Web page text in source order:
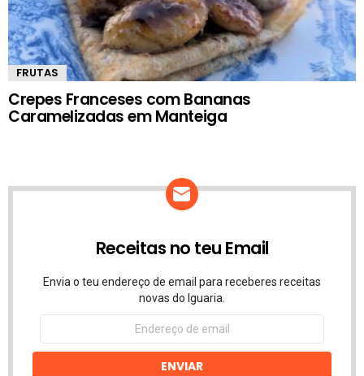
FRUTAS
Crepes Franceses com Bananas
Caramelizadas em Manteiga
Receitas no teu Email
Envia o teu endereço de email para receberes receitas
novas do Iguaria.
Endereço
email
ENVIAR